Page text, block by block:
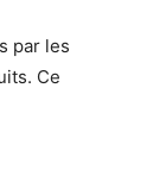
par les
Ce